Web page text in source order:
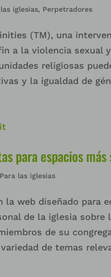
iglesias, Perpetradores
(TM), una
a la violencia sexual
religiosas
y la igualdad de
para espacios más
Para las iglesias
la web diseñado para
de la iglesia
de su
de temas